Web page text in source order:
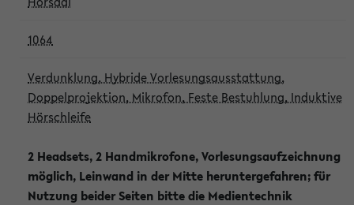
1064
Verdunklung, Hybride Vorlesungsausstattung,
Doppelprojektion, Mikrofon, Feste Bestuhlung, Induktive
Hörschleife
2 Headsets, 2 Handmikrofone, Vorlesungsaufzeichnung
möglich, Leinwand in der Mitte heruntergefahren; für
Nutzung beider Seiten bitte die Medientechnik